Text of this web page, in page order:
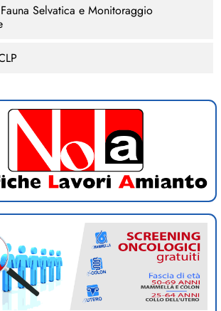
Selvatica e Monitoraggio